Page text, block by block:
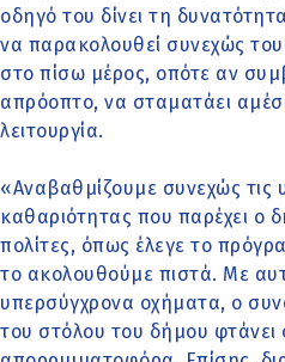
οδηγό του δίνει τη
να παρακολουθεί συνεχώς
στο πίσω μέρος, οπότε αν
απρόοπτο, να σταματάει
λειτουργία.
«Αναβαθμίζουμε συνεχώς τις
καθαριότητας που παρέχει ο
πολίτες, όπως έλεγε το
το ακολουθούμε πιστά. Με
υπερσύγχρονα οχήματα, ο
του στόλου του δήμου φτάνει